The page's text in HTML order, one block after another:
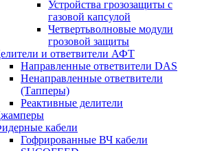
Устройства грозозащиты с
газовой капсулой
Четвертьволновые модули
грозовой защиты
и ответвители АФТ
Направленные ответвители DAS
Ненаправленные ответвители
(Тапперы)
Реактивные делители
кабели
Гофрированные ВЧ кабели